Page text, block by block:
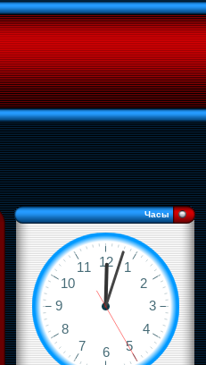
Часы